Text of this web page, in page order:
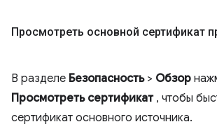
Просмотреть основной сертификат
В разделе Безопасность> Обзор
Просмотреть сертификат, чтобы
сертификат основного источника.